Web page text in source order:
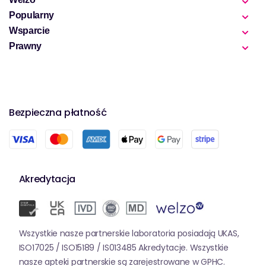
Popularny
Wsparcie
Prawny
Bezpieczna płatność
Akredytacja
Wszystkie nasze partnerskie laboratoria posiadają UKAS,
ISO17025 / ISO15189 / IS013485 Akredytacje. Wszystkie
nasze apteki partnerskie są zarejestrowane w GPHC.